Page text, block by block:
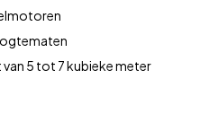
5 tot 7 kubieke meter